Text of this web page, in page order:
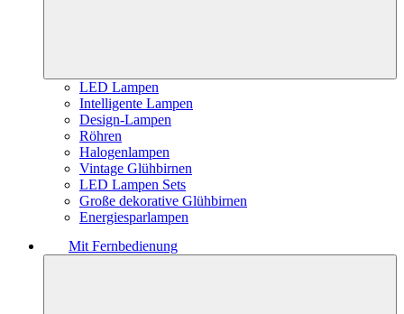
LED Lampen
Intelligente Lampen
Design-Lampen
Röhren
Halogenlampen
Vintage Glühbirnen
LED Lampen Sets
Große dekorative Glühbirnen
Energiesparlampen
Mit Fernbedienung